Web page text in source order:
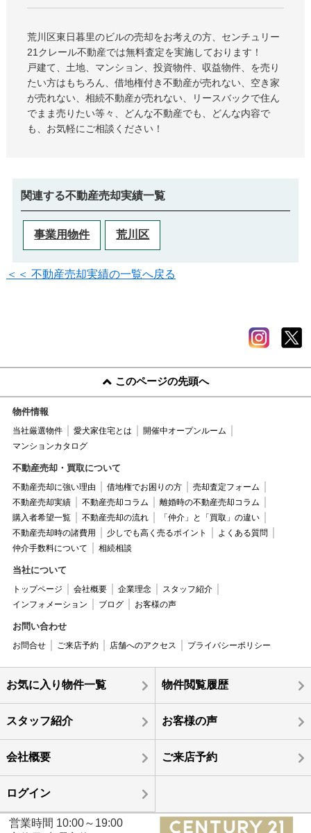
荒川区東日暮里のビルの売却をお考えの方、センチュリー
21クレール不動産では無料査定を実施しております！
戸建て、土地、マンション、投資物件、収益物件、を売り
たい方はもちろん、借地権付き不動産が売れない、空き家
が売れない、相続不動産が売れない、リースバックで住ん
でまま売りたい等々、どんな不動産でも、どんな内容で
も、お気軽にご相談ください！
関連する不動産売却実績一覧
事業用物件 荒川区
＜＜ 不動産売却実績の一覧へ戻る
このページの先頭へ
物件情報
当社厳選物件 愛犬家住宅とは
開催中オープンルーム
マンションカタログ
不動産売却・買取について
不動産売却に強い理由 借地権でお困りの方
売却査定フォーム
不動産売却実績
不動産売却コラム
離婚時の不動産売却コラム
購入者希望一覧
不動産売却の流れ
「仲介」と「買取」の違い
不動産売却時の諸費用
少しでも高く売るポイント
よくある質問
仲介手数料について
相続相談
当社について
トップページ 会社概要 企業理念
スタッフ紹介
インフォメーション
ブログ お客様の声
お問い合わせ
お問合せ ご来店予約 店舗へのアクセス プライバシーポリシー
お気に入り物件一覧 物件閲覧履歴
スタッフ紹介 お客様の声
会社概要 ご来店予約
ログイン
営業時間 10:00～19:00